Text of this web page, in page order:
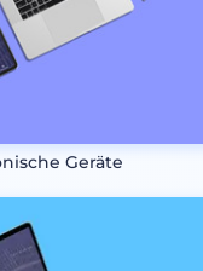
Geräte